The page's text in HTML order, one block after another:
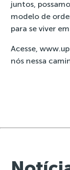
juntos,
modelo de
para se viver
Acesse,
nós nessa